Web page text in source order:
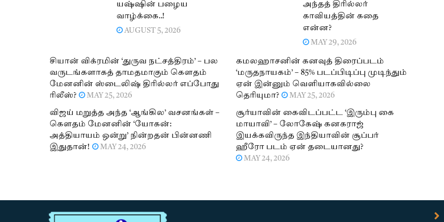
யஷ்ஷின் பழைய
வாழ்க்கை..!
AUGUST 5, 2026
அந்தத் திரில்லர்
காவியத்தின் கதை
என்ன?
MAY 29, 2026
சியான் விக்ரமின் ‘துருவ நட்சத்திரம்’ – பல
வருடங்களாகத் தாமதமாகும் கௌதம்
மேனனின் ஸ்டைலிஷ் திரில்லர் எப்போது
ரிலீஸ்?
MAY 25, 2026
கமலஹாசனின் கனவுத் திரைப்படம்
‘மருதநாயகம்’ – 85% படப்பிடிப்பு முடிந்தும்
ஏன் இன்னும் வெளியாகவில்லை
தெரியுமா?
MAY 25, 2026
விஜய் மறுத்த அந்த ‘ஆங்கில’ வசனங்கள் –
கௌதம் மேனனின் ‘யோகன்:
அத்தியாயம் ஒன்று’ நின்றதன் பின்னணி
இதுதான்!
MAY 24, 2026
சூர்யாவின் கைவிடப்பட்ட ‘இரும்பு கை
மாயாவி’ – லோகேஷ் கனகராஜ்
இயக்கவிருந்த இந்தியாவின் சூப்பர்
ஹீரோ படம் ஏன் தடையானது?
MAY 24, 2026